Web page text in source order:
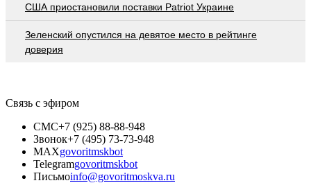
США приостановили поставки Patriot Украине
Зеленский опустился на девятое место в рейтинге
доверия
Связь с эфиром
СМС+7 (925) 88-88-948
Звонок+7 (495) 73-73-948
MAXgovoritmskbot
Telegramgovoritmskbot
Письмоinfo@govoritmoskva.ru